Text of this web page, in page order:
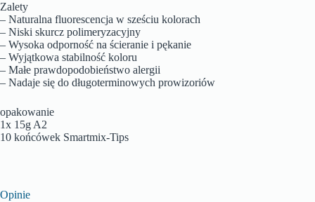
Zalety
– Naturalna fluorescencja w sześciu kolorach
– Niski skurcz polimeryzacyjny
– Wysoka odporność na ścieranie i pękanie
– Wyjątkowa stabilność koloru
– Małe prawdopodobieństwo alergii
– Nadaje się do długoterminowych prowizoriów
opakowanie
1x 15g A2
10 końcówek Smartmix-Tips
Opinie